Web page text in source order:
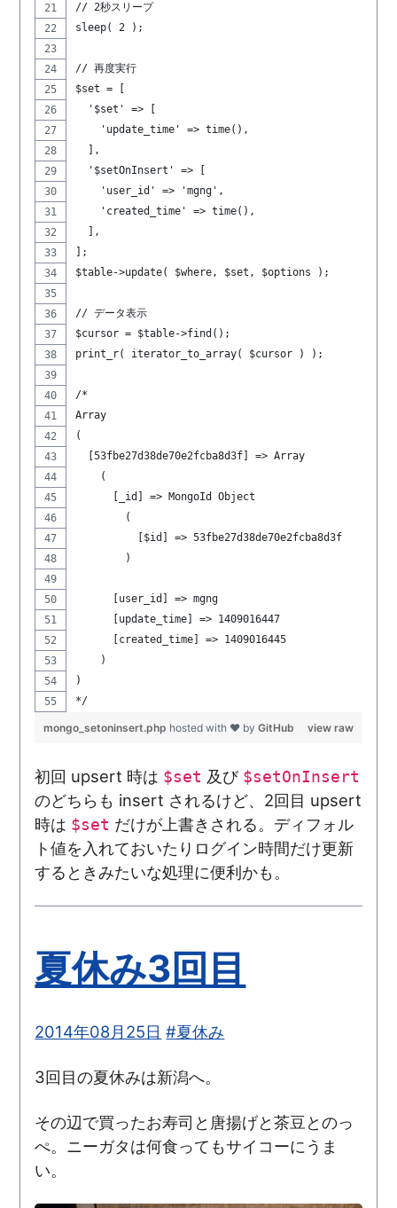
// 2秒スリープ
sleep( 2 );
// 再度実行
$set = [
  '$set' => [
    'update_time' => time(),
  ],
  '$setOnInsert' => [
    'user_id' => 'mgng',
    'created_time' => time(),
  ],
];
$table->update( $where, $set, $options );
// データ表示
$cursor = $table->find();
print_r( iterator_to_array( $cursor ) );
/*
Array
(
  [53fbe27d38de70e2fcba8d3f] => Array
    (
      [_id] => MongoId Object
        (
          [$id] => 53fbe27d38de70e2fcba8d3f
        )
      [user_id] => mgng
      [update_time] => 1409016447
      [created_time] => 1409016445
    )
)
*/
view raw
mongo_setoninsert.php hosted with ❤ byGitHub
初回 upsert 時は $set 及び $setOnInsert
のどちらも insert されるけど、2回目 upsert
時は $set だけが上書きされる。ディフォル
ト値を入れておいたりログイン時間だけ更新
するときみたいな処理に便利かも。
夏休み3回目
2014年08月25日 #夏休み
3回目の夏休みは新潟へ。
その辺で買ったお寿司と唐揚げと茶豆とのっ
ぺ。ニーガタは何食ってもサイコーにうま
い。